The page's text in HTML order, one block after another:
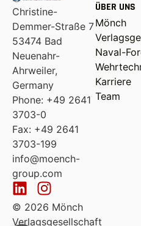
Christine-
Demmer-Straße 7
53474 Bad
Neuenahr-
Ahrweiler,
Germany
Phone: +49 2641
3703-0
Fax: +49 2641
3703-199
info@moench-
group.com
© 2026 Mönch
Verlagsgesellschaft
ÜBER UNS
Mönch
Naval-
Karriere
Team